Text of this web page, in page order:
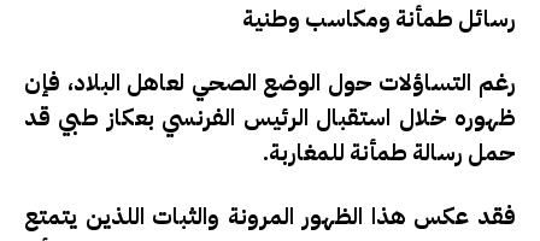
رسائل طمأنة ومكاسب وطنية
رغم التساؤلات حول الوضع الصحي لعاهل البلاد، فإن
ظهوره خلال استقبال الرئيس الفرنسي بعكاز طبي قد
حمل رسالة طمأنة للمغاربة.
فقد عكس هذا الظهور المرونة والثبات اللذين يتمتع